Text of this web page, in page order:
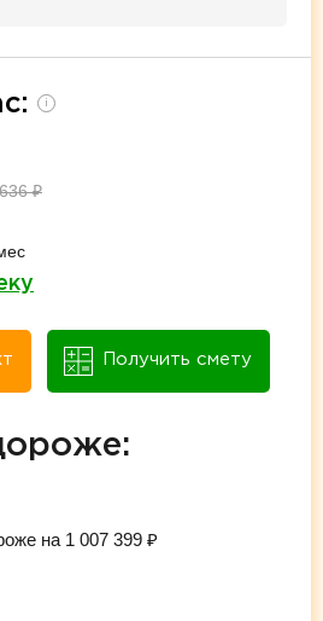
i
₽
Получить смету
на 1 007 399 ₽